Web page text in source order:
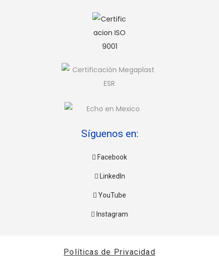
Síguenos en:
Facebook
LinkedIn
YouTube
Instagram
Políticas de Privacidad